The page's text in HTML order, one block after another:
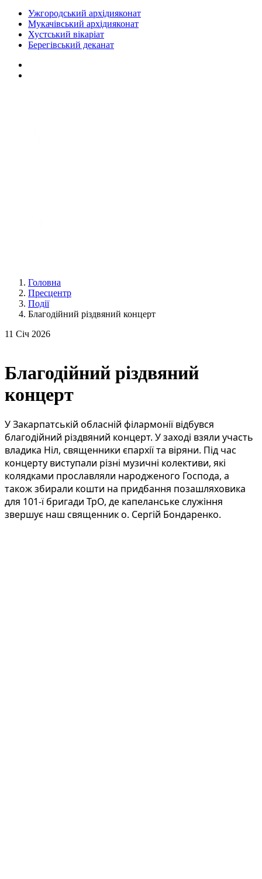
Ужгородський архідияконат
Мукачівський архідияконат
Хустський вікаріат
Берегівський деканат
Головна
Пресцентр
Події
Благодійний різдвяний концерт
11 Січ 2026
Благодійний різдвяний
концерт
У Закарпатській обласній філармонії відбувся
благодійний різдвяний концерт. У заході взяли участь
владика Ніл, священники єпархії та віряни. Під час
концерту виступали різні музичні колективи, які
колядками прославляли народженого Господа, а
також збирали кошти на придбання позашляховика
для 101-ї бригади ТрО, де капеланське служіння
звершує наш священник о. Сергій Бондаренко.